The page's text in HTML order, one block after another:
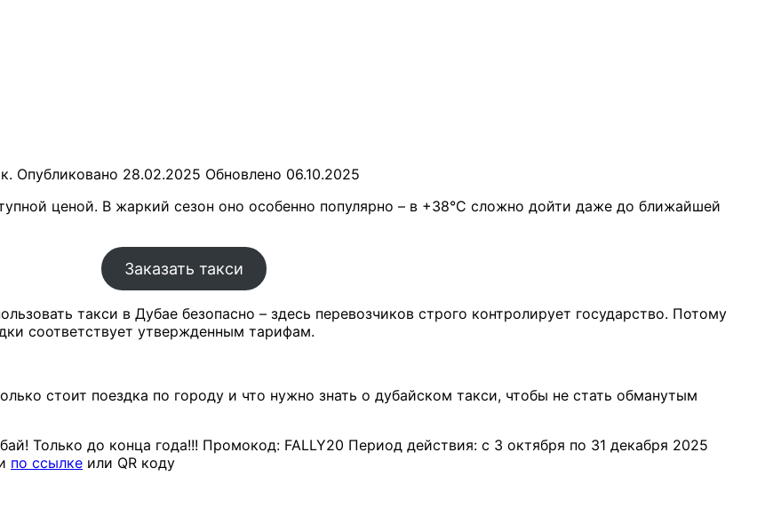
Опубликовано 28.02.2025 Обновлено 06.10.2025
ценой. В жаркий сезон оно особенно популярно – в +38°C сложно дойти даже до ближайшей
Заказать такси
такси в Дубае безопасно – здесь перевозчиков строго контролирует государство. Потому
соответствует утвержденным тарифам.
стоит поездка по городу и что нужно знать о дубайском такси, чтобы не стать обманутым
Только до конца года!!! Промокод: FALLY20 Период действия: с 3 октября по 31 декабря 2025
по ссылке или QR коду